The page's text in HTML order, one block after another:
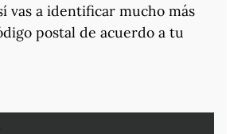
vas a identificar mucho más
postal de acuerdo a tu